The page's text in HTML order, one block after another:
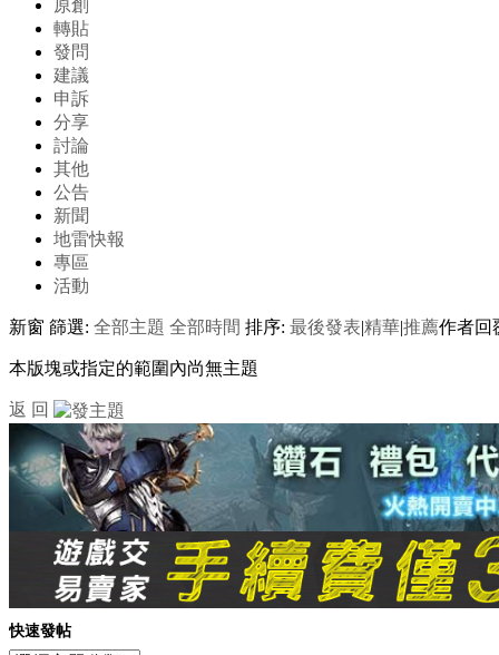
原創
轉貼
發問
建議
申訴
分享
討論
其他
公告
新聞
地雷快報
專區
活動
新窗 篩選: 全部主題 全部時間 排序: 最後發表|精華|推薦作者回
本版塊或指定的範圍內尚無主題
返 回
快速發帖